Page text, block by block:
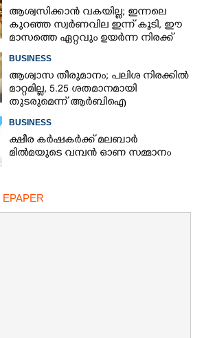
ആശ്വസിക്കാൻ വകയില്ല; ഇന്നലെ
കുറഞ്ഞ സ്വർണവില ഇന്ന് കൂടി, ഈ
മാസത്തെ ഏറ്റവും ഉയർന്ന നിരക്ക്
BUSINESS
ആശ്വാസ തീരുമാനം; പലിശ നിരക്കിൽ
മാറ്റമില്ല, 5.25 ശതമാനമായി
തുടരുമെന്ന് ആർബിഐ
BUSINESS
ക്ഷീര കർഷകർക്ക് മലബാർ
മിൽമയുടെ വമ്പൻ ഓണ സമ്മാനം
EPAPER